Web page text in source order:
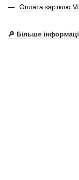
Оплата карткою
🔎 Більше